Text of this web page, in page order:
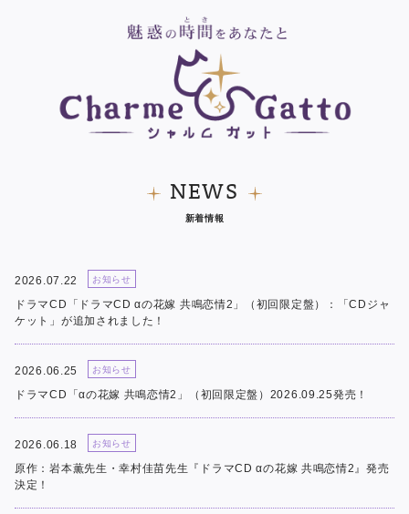
NEWS
新着情報
2026.07.22 お知らせ
ドラマCD「ドラマCD αの花嫁 共鳴恋情2」（初回限定盤）：「CDジャ
ケット」が追加されました！
2026.06.25 お知らせ
ドラマCD「αの花嫁 共鳴恋情2」（初回限定盤）2026.09.25発売！
2026.06.18 お知らせ
原作：岩本薫先生・幸村佳苗先生『ドラマCD αの花嫁 共鳴恋情2』発売
決定！